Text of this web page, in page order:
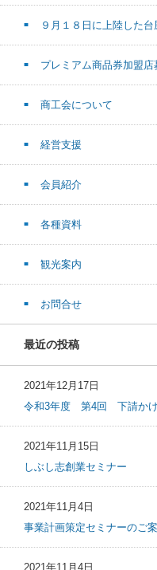
９月１８日に上陸した
プレミアム商品券加盟店
商工会について
経営支援
会員紹介
各種資料
観光案内
お問合せ
最近の投稿
2021年12月17日
令和3年度 第4回 下請か
2021年11月15日
しぶし志創業セミナー
2021年11月4日
事業計画策定セミナーのご
2021年11月4日